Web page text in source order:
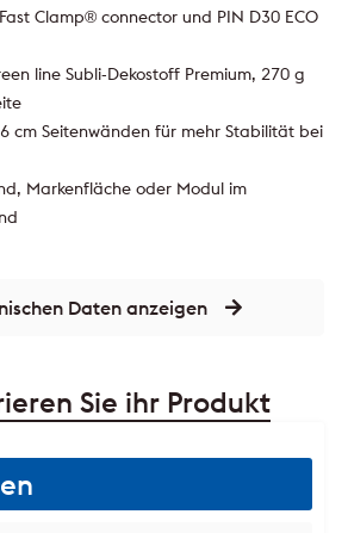
Clamp® connector und PIN D30 ECO
line Subli-Dekostoff Premium, 270 g
cm Seitenwänden für mehr Stabilität bei
Markenfläche oder Modul im
Daten anzeigen
Sie ihr Produkt